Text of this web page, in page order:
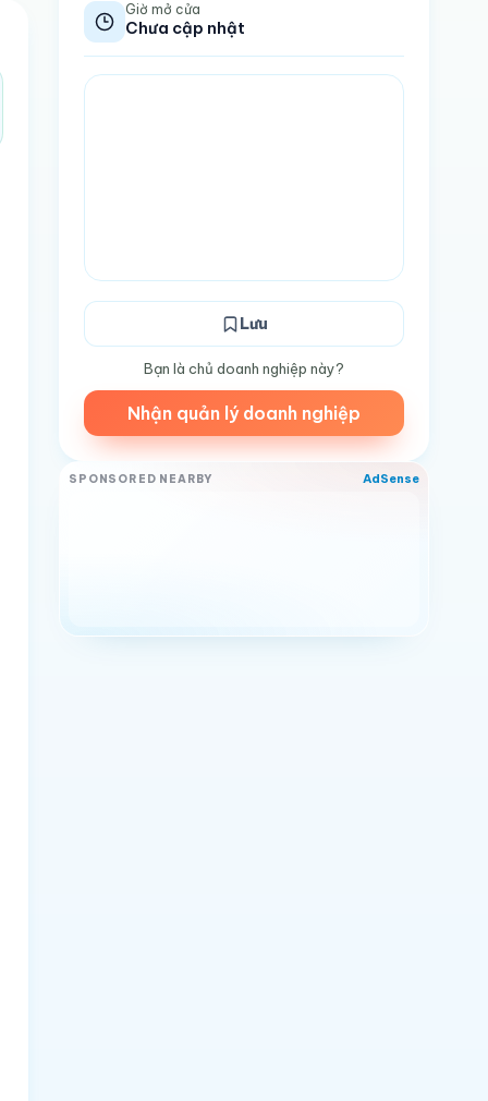
Giờ mở cửa
Chưa cập nhật
Lưu
Bạn là chủ doanh nghiệp này?
Nhận quản lý doanh nghiệp
SPONSORED NEARBY AdSense